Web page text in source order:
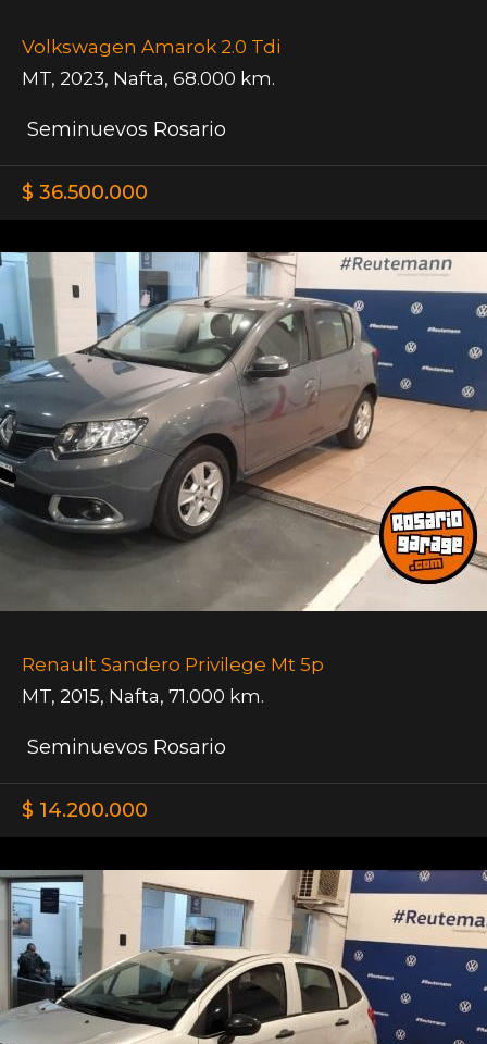
Volkswagen Amarok 2.0 Tdi
MT, 2023, Nafta, 68.000 km.
Seminuevos Rosario
$ 36.500.000
Renault Sandero Privilege Mt 5p
MT, 2015, Nafta, 71.000 km.
Seminuevos Rosario
$ 14.200.000